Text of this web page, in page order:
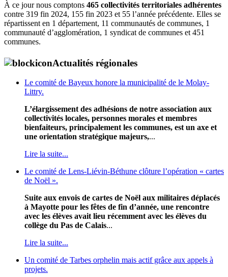
À ce jour nous comptons 465 collectivités territoriales adhérentes
contre 319 fin 2024, 155 fin 2023 et 55 l’année précédente. Elles se
répartissent en 1 département, 11 communautés de communes, 1
communauté d’agglomération, 1 syndicat de communes et 451
communes.
Actualités régionales
Le comité de Bayeux honore la municipalité de le Molay-
Littry.
L’élargissement des adhésions de notre association aux
collectivités locales, personnes morales et membres
bienfaiteurs, principalement les communes, est un axe et
une orientation stratégique majeurs,...
Lire la suite...
Le comité de Lens-Liévin-Béthune clôture l’opération « cartes
de Noël ».
Suite aux envois de cartes de Noël aux militaires déplacés
à Mayotte pour les fêtes de fin d’année, une rencontre
avec les élèves avait lieu récemment avec les élèves du
collège du Pas de Calais...
Lire la suite...
Un comité de Tarbes orphelin mais actif grâce aux appels à
projets.